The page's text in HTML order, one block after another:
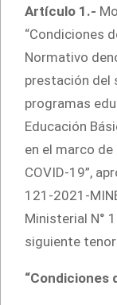
Artículo 1.-
“Condiciones
Normativo
prestación del
programas
Educación
en el marco
COVID-19”,
121-2021-
Ministerial N°
siguiente
“Condiciones